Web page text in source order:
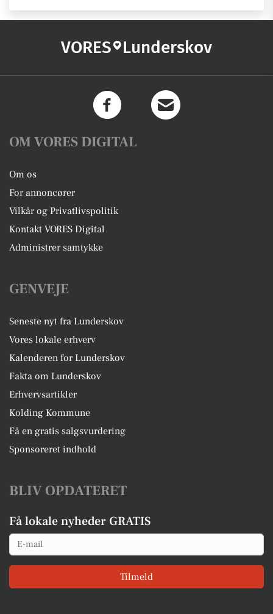
VORES Lunderskov
OM VORES DIGITAL
Om os
For annoncører
Vilkår og Privatlivspolitik
Kontakt VORES Digital
Administrer samtykke
GENVEJE
Seneste nyt fra Lunderskov
Vores lokale erhverv
Kalenderen for Lunderskov
Fakta om Lunderskov
Erhvervsartikler
Kolding Kommune
Få en gratis salgsvurdering
Sponsoreret indhold
BLIV OPDATERET
Få lokale nyheder GRATIS
Email
Tilmeld